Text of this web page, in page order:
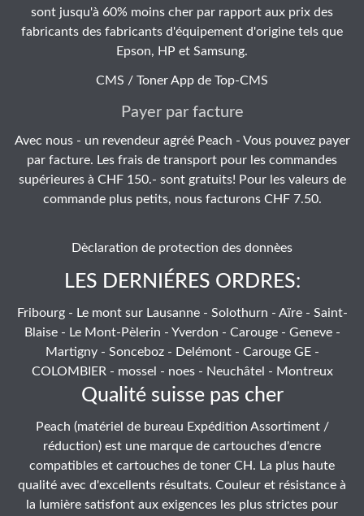
sont jusqu'à 60% moins cher par rapport aux prix des
fabricants des fabricants d'équipement d'origine tels que
Epson, HP et Samsung.
CMS / Toner App de Top-CMS
Payer par facture
Avec nous - un revendeur agréé Peach - Vous pouvez payer
par facture. Les frais de transport pour les commandes
supérieures à CHF 150.- sont gratuits! Pour les valeurs de
commande plus petits, nous facturons CHF 7.50.
Dèclaration de protection des donnèes
LES DERNIÉRES ORDRES:
Fribourg - Le mont sur Lausanne - Solothurn - Aïre - Saint-
Blaise - Le Mont-Pèlerin - Yverdon - Carouge - Geneve -
Martigny - Sonceboz - Delémont - Carouge GE -
COLOMBIER - mossel - noes - Neuchâtel - Montreux
Qualité suisse pas cher
Peach (matériel de bureau Expédition Assortiment /
réduction) est une marque de cartouches d'encre
compatibles et cartouches de toner CH. La plus haute
qualité avec d'excellents résultats. Couleur et résistance à
la lumière satisfont aux exigences les plus strictes pour